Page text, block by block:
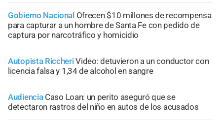
Gobierno Nacional Ofrecen $10 millones de recompensa
para capturar a un hombre de Santa Fe con pedido de
captura por narcotráfico y homicidio
Autopista RiccheriVideo: detuvieron a un conductor con
licencia falsa y 1,34 de alcohol en sangre
Audiencia Caso Loan: un perito aseguró que se
detectaron rastros del niño en autos de los acusados